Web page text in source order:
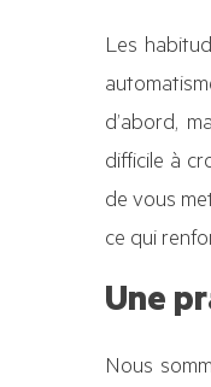
Les
d’abord,
difficile à
de vous
ce qui
Une
Nous